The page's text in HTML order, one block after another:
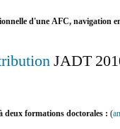
d'une AFC, navigation
JADT
formations doctorales : (